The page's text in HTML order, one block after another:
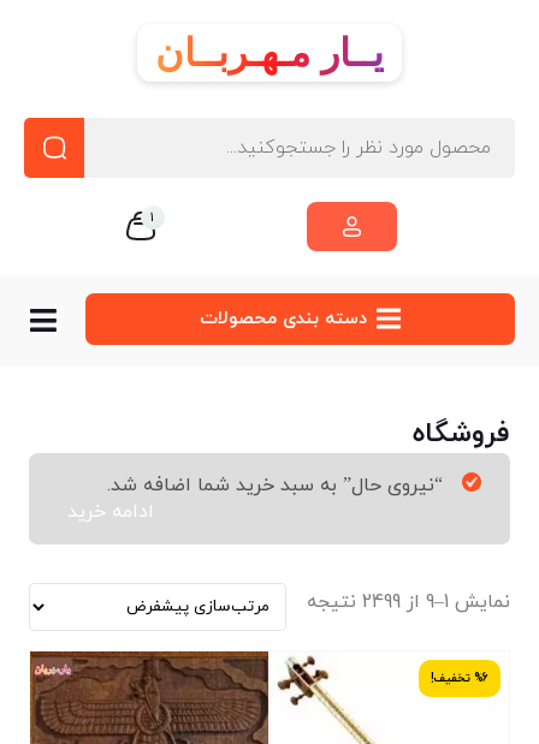
یــار مـهـربــان
1
دسته‌ بندی محصولات
فروشگاه
“نیروی حال” به سبد خرید شما اضافه شد.
ادامه خرید
نمایش 1–9 از 2499 نتیجه
%6 تخفیف!